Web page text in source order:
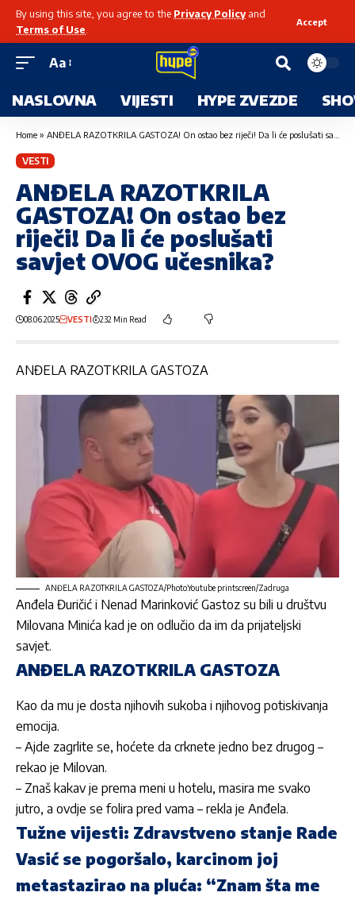
By using this site, you agree to the Privacy Policyand
Terms of Use
Accept
Aa
NASLOVNA VIJESTI HYPE ZVEZDE
Home » ANĐELA RAZOTKRILA GASTOZA! On ostao bez riječi! Da li će poslušati savjet OVOG učesnika?
VESTI
ANĐELA RAZOTKRILA
GASTOZA! On ostao bez
riječi! Da li će poslušati
savjet OVOG učesnika?
08.06.2025 VESTI 232 Min Read
ANĐELA RAZOTKRILA GASTOZA
ANĐELA RAZOTKRILA GASTOZA/Photo:Youtube printscreen/Zadruga
Anđela Đuričić i Nenad Marinković Gastoz su bili u društvu
Milovana Minića kad je on odlučio da im da prijateljski
savjet.
ANĐELA RAZOTKRILA GASTOZA
Kao da mu je dosta njihovih sukoba i njihovog potiskivanja
emocija.
– Ajde zagrlite se, hoćete da crknete jedno bez drugog –
rekao je Milovan.
– Znaš kakav je prema meni u hotelu, masira me svako
jutro, a ovdje se folira pred vama – rekla je Anđela.
Tužne vijesti: Zdravstveno stanje Rade
Vasić se pogoršalo, karcinom joj
metastazirao na pluća: “Znam šta me